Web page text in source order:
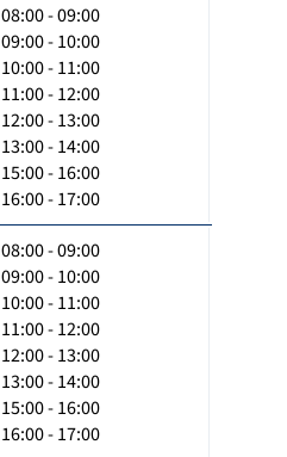
08:00 - 09:00
09:00 - 10:00
10:00 - 11:00
11:00 - 12:00
12:00 - 13:00
13:00 - 14:00
15:00 - 16:00
16:00 - 17:00
08:00 - 09:00
09:00 - 10:00
10:00 - 11:00
11:00 - 12:00
12:00 - 13:00
13:00 - 14:00
15:00 - 16:00
16:00 - 17:00